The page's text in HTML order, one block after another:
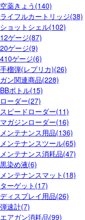
空薬きょう(140)
ライフルカートリッジ(38)
ショットシェル(102)
12ゲージ(87)
20ゲージ(9)
410ゲージ(6)
手榴弾(レプリカ)(26)
ガン関連商品(228)
BBボトル(15)
ローダー(27)
スピードローダー(11)
マガジンローダー(16)
メンテナンス用品(136)
メンテナンスツール(65)
メンテナンス消耗品(47)
黒染め液(6)
メンテナンスマット(18)
ターゲット(17)
ディスプレイ用品(26)
弾速計(7)
エアガン消耗品(99)